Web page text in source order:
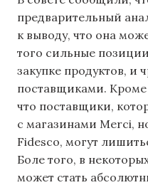
предварительный
к выводу, что она
того сильные
закупке продуктов, и
поставщиками. Кроме
что поставщики,
с магазинами Merci,
Fidesco, могут
Боле того, в
может стать